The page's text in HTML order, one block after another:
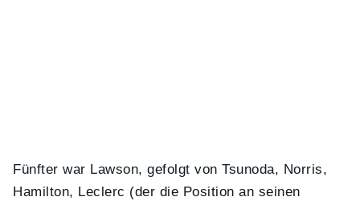
Fünfter war Lawson, gefolgt von Tsunoda, Norris,
Hamilton, Leclerc (der die Position an seinen